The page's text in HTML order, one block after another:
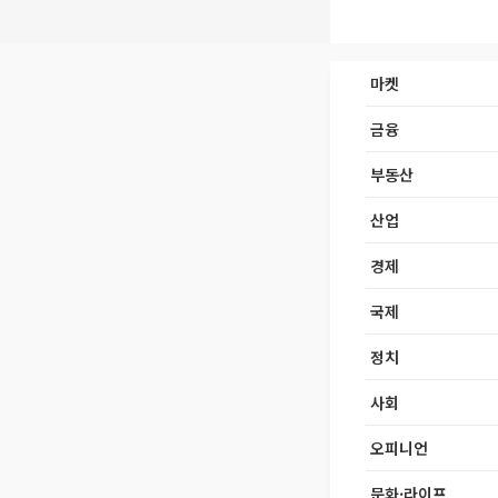
마켓
금융
부동산
산업
경제
국제
정치
사회
오피니언
문화·라이프